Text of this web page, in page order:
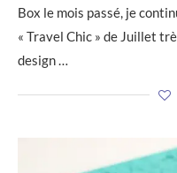
Box le mois passé, je
« Travel Chic » de Juillet
design …